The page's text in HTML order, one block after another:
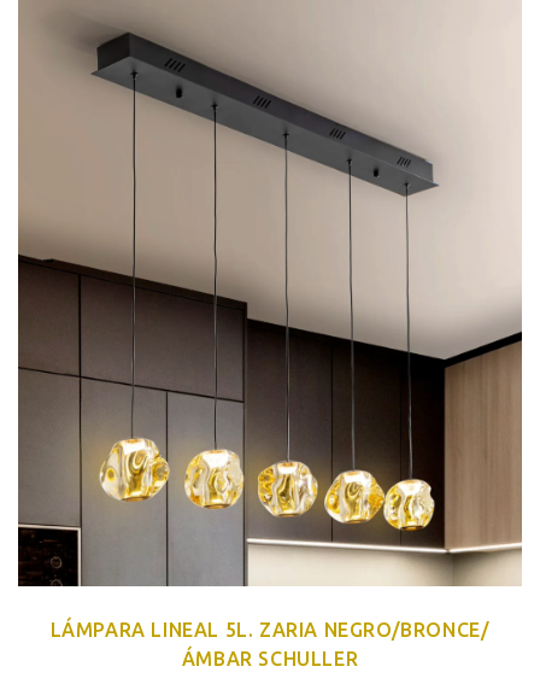
LÁMPARA LINEAL 5L. ZARIA NEGRO/BRONCE/
ÁMBAR SCHULLER